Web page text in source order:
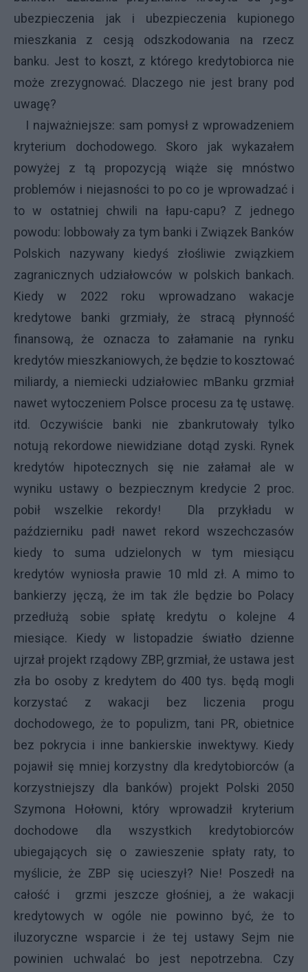
ubezpieczenia jak i ubezpieczenia kupionego
mieszkania z cesją odszkodowania na rzecz
banku. Jest to koszt, z którego kredytobiorca nie
może zrezygnować. Dlaczego nie jest brany pod
uwagę?
I najważniejsze: sam pomysł z wprowadzeniem
kryterium dochodowego. Skoro jak wykazałem
powyżej z tą propozycją wiąże się mnóstwo
problemów i niejasności to po co je wprowadzać i
to w ostatniej chwili na łapu-capu? Z jednego
powodu: lobbowały za tym banki i Związek Banków
Polskich nazywany kiedyś złośliwie związkiem
zagranicznych udziałowców w polskich bankach.
Kiedy w 2022 roku wprowadzano wakacje
kredytowe banki grzmiały, że stracą płynność
finansową, że oznacza to załamanie na rynku
kredytów mieszkaniowych, że będzie to kosztować
miliardy, a niemiecki udziałowiec mBanku grzmiał
nawet wytoczeniem Polsce procesu za tę ustawę.
itd. Oczywiście banki nie zbankrutowały tylko
notują rekordowe niewidziane dotąd zyski. Rynek
kredytów hipotecznych się nie załamał ale w
wyniku ustawy o bezpiecznym kredycie 2 proc.
pobił wszelkie rekordy! Dla przykładu w
październiku padł nawet rekord wszechczasów
kiedy to suma udzielonych w tym miesiącu
kredytów wyniosła prawie 10 mld zł. A mimo to
bankierzy jęczą, że im tak źle będzie bo Polacy
przedłużą sobie spłatę kredytu o kolejne 4
miesiące. Kiedy w listopadzie światło dzienne
ujrzał projekt rządowy ZBP, grzmiał, że ustawa jest
zła bo osoby z kredytem do 400 tys. będą mogli
korzystać z wakacji bez liczenia progu
dochodowego, że to populizm, tani PR, obietnice
bez pokrycia i inne bankierskie inwektywy. Kiedy
pojawił się mniej korzystny dla kredytobiorców (a
korzystniejszy dla banków) projekt Polski 2050
Szymona Hołowni, który wprowadził kryterium
dochodowe dla wszystkich kredytobiorców
ubiegających się o zawieszenie spłaty raty, to
myślicie, że ZBP się ucieszył? Nie! Poszedł na
całość i grzmi jeszcze głośniej, a że wakacji
kredytowych w ogóle nie powinno być, że to
iluzoryczne wsparcie i że tej ustawy Sejm nie
powinien uchwalać bo jest nepotrzebna. Czy